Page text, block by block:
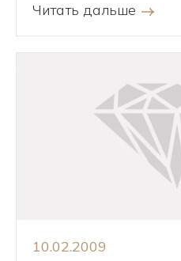
Читать дальше
10.02.2009